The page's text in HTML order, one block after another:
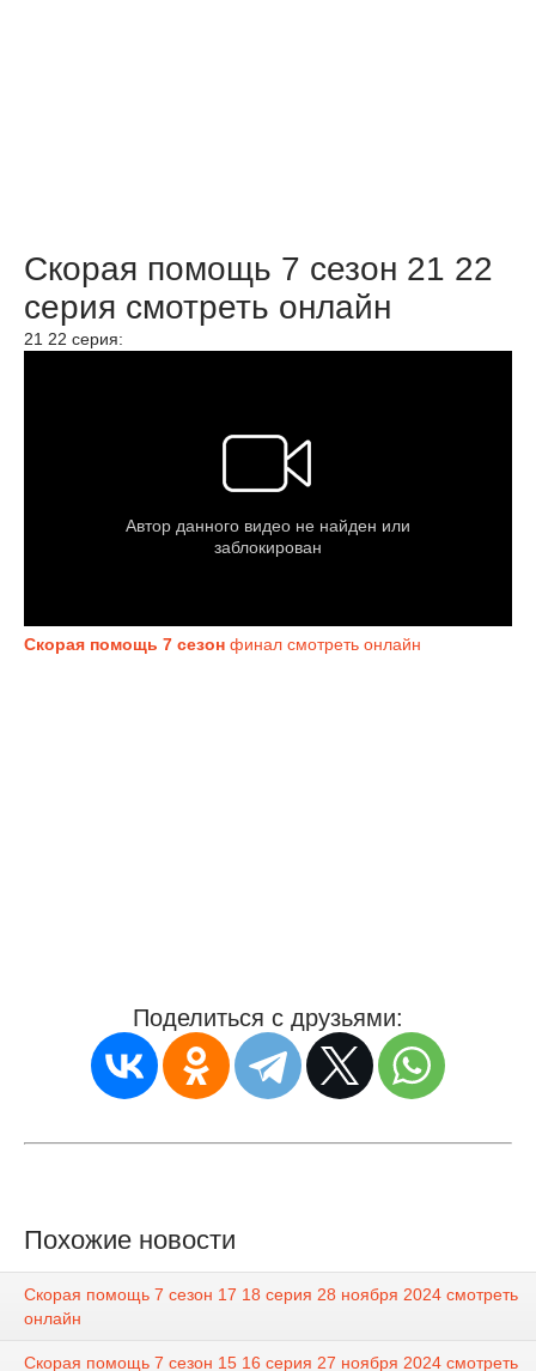
Скорая помощь 7 сезон 21 22
серия смотреть онлайн
21 22 серия:
Скорая помощь 7 сезон финал смотреть онлайн
Поделиться с друзьями:
Похожие новости
Скорая помощь 7 сезон 17 18 серия 28 ноября 2024 смотреть
онлайн
Скорая помощь 7 сезон 15 16 серия 27 ноября 2024 смотреть